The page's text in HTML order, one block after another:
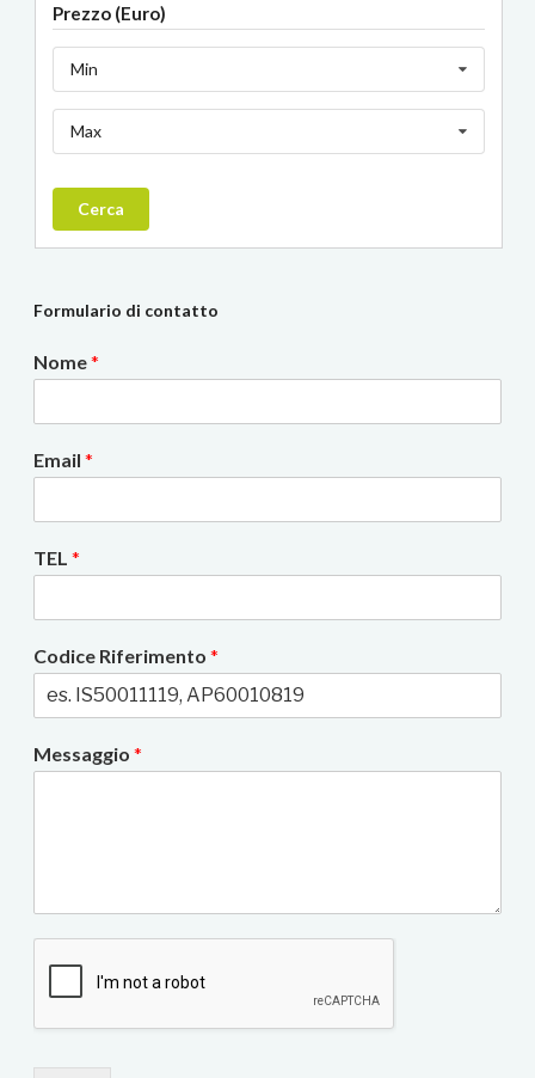
Prezzo (Euro)
Min
Max
Cerca
Formulario di contatto
Nome*
Email *
TEL *
Codice Riferimento *
Messaggio *